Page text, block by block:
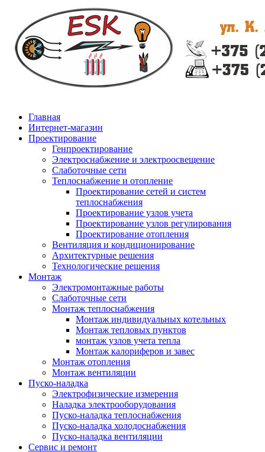
Главная
Интернет-магазин
Проектирование
Генпроектирование
Электроснабжение и электроосвещение
Слаботочные сети
Теплоснабжение и отопление
Проектирование сетей и систем
теплоснабжения
Проектирование узлов учета
Проектирование узлов регулирования
Проектирование отопления
Вентиляция и кондиционирование
Архитектурные решения
Технологические решения
Монтаж
Электромонтажные работы
Слаботочные сети
Монтаж теплоснабжения
Монтаж индивидуальных котельных
Монтаж тепловых пунктов
монтаж узлов учета тепла
Монтаж калориферов и завес
Монтаж отопления
Монтаж вентиляции
Пуско-наладка
Электрофизические измерения
Наладка электрооборудования
Пуско-наладка теплоснабжения
Пуско-наладка холодоснабжения
Пуско-наладка вентиляции
Сервис и ремонт